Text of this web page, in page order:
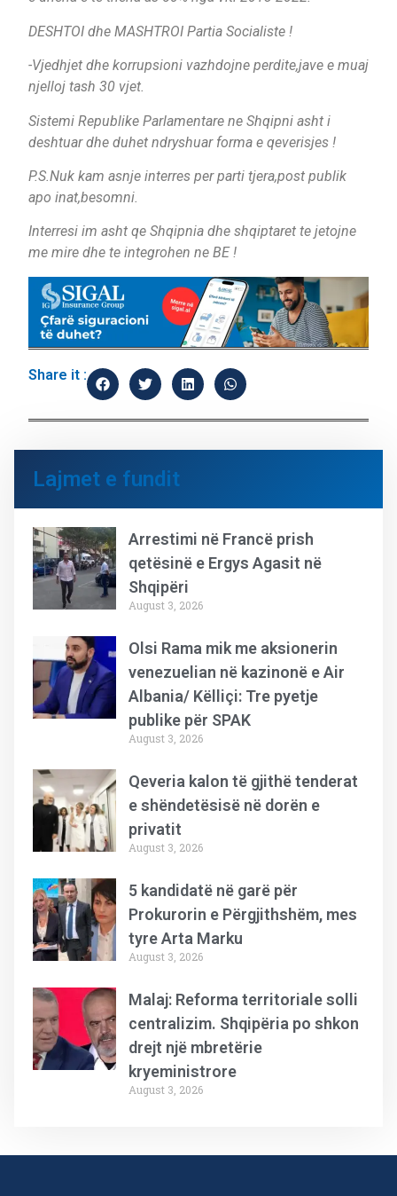
DESHTOI dhe MASHTROI Partia Socialiste !
-Vjedhjet dhe korrupsioni vazhdojne perdite,jave e muaj
njelloj tash 30 vjet.
Sistemi Republike Parlamentare ne Shqipni asht i
deshtuar dhe duhet ndryshuar forma e qeverisjes !
P.S.Nuk kam asnje interres per parti tjera,post publik
apo inat,besomni.
Interresi im asht qe Shqipnia dhe shqiptaret te jetojne
me mire dhe te integrohen ne BE !
Share it :
Lajmet e fundit
Arrestimi në Francë prish
qetësinë e Ergys Agasit në
Shqipëri
August 3, 2026
Olsi Rama mik me aksionerin
venezuelian në kazinonë e Air
Albania/ Këlliçi: Tre pyetje
publike për SPAK
August 3, 2026
Qeveria kalon të gjithë tenderat
e shëndetësisë në dorën e
privatit
August 3, 2026
5 kandidatë në garë për
Prokurorin e Përgjithshëm, mes
tyre Arta Marku
August 3, 2026
Malaj: Reforma territoriale solli
centralizim. Shqipëria po shkon
drejt një mbretërie
kryeministrore
August 3, 2026